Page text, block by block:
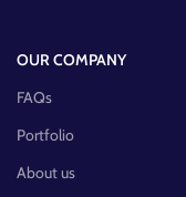
OUR COMPANY
FAQs
Portfolio
About us